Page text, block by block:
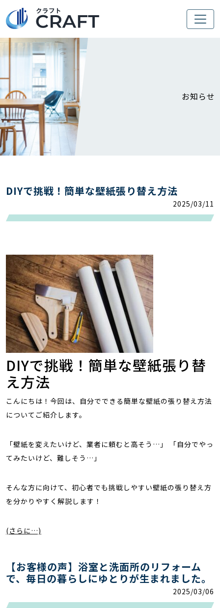
お知らせ
DIYで挑戦！簡単な壁紙張り替え方法
2025/03/11
DIYで挑戦！簡単な壁紙張り替
え方法
こんにちは！今回は、自分でできる簡単な壁紙の張り替え方法
についてご紹介します。
「壁紙を変えたいけど、業者に頼むと高そう…」 「自分でやっ
てみたいけど、難しそう…」
そんな方に向けて、初心者でも挑戦しやすい壁紙の張り替え方
を分かりやすく解説します！
(さらに…)
【お客様の声】浴室と洗面所のリフォーム
で、毎日の暮らしにゆとりが生まれました。
2025/03/06